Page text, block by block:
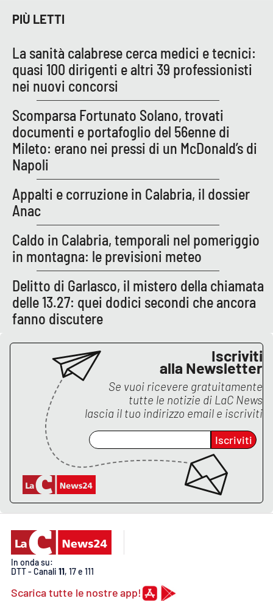
PIÙ LETTI
La sanità calabrese cerca medici e tecnici:
quasi 100 dirigenti e altri 39 professionisti
nei nuovi concorsi
Scomparsa Fortunato Solano, trovati
documenti e portafoglio del 56enne di
Mileto: erano nei pressi di un McDonald’s di
Napoli
Appalti e corruzione in Calabria, il dossier
Anac
Caldo in Calabria, temporali nel pomeriggio
in montagna: le previsioni meteo
Delitto di Garlasco, il mistero della chiamata
delle 13.27: quei dodici secondi che ancora
fanno discutere
Iscriviti
alla Newsletter
Se vuoi ricevere gratuitamente
tutte le notizie di LaC News
lascia il tuo indirizzo email e iscriviti
Iscriviti
In onda su:
DTT - Canali 11, 17 e 111
Scarica tutte le nostre app!